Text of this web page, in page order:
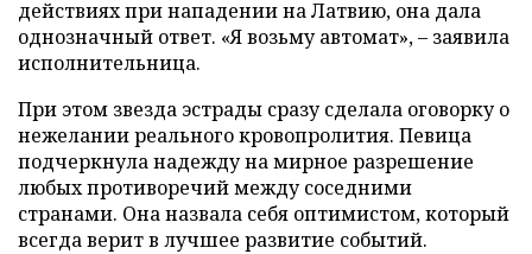
действиях при нападении на Латвию, она дала
однозначный ответ. «Я возьму автомат», – заявила
исполнительница.
При этом звезда эстрады сразу сделала оговорку о
нежелании реального кровопролития. Певица
подчеркнула надежду на мирное разрешение
любых противоречий между соседними
странами. Она назвала себя оптимистом, который
всегда верит в лучшее развитие событий.